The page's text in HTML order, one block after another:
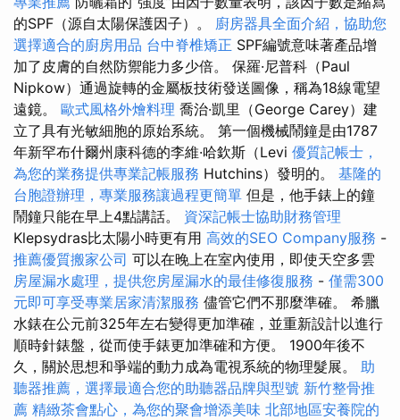
的SPF（源自太陽保護因子）。 廚房器具全面介紹，協助您
選擇適合的廚房用品 台中脊椎矯正 SPF編號意味著產品增
加了皮膚的自然防禦能力多少倍。 保羅·尼普科（Paul
Nipkow）通過旋轉的金屬板技術發送圖像，稱為18線電望
遠鏡。 歐式風格外燴料理 喬治·凱里（George Carey）建
立了具有光敏細胞的原始系統。 第一個機械鬧鐘是由1787
年新罕布什爾州康科德的李維·哈欽斯（Levi 優質記帳士，
為您的業務提供專業記帳服務 Hutchins）發明的。 基隆的
台胞證辦理，專業服務讓過程更簡單 但是，他手錶上的鐘
鬧鐘只能在早上4點講話。 資深記帳士協助財務管理
Klepsydras比太陽小時更有用 高效的SEO Company服務 -
推薦優質搬家公司 可以在晚上在室內使用，即使天空多雲
房屋漏水處理，提供您房屋漏水的最佳修復服務 - 僅需300
元即可享受專業居家清潔服務 儘管它們不那麼準確。 希臘
水錶在公元前325年左右變得更加準確，並重新設計以進行
順時針錶盤，從而使手錶更加準確和方便。 1900年後不
久，關於思想和爭端的動力成為電視系統的物理髮展。 助
聽器推薦，選擇最適合您的助聽器品牌與型號 新竹整骨推
薦 精緻茶會點心，為您的聚會增添美味 北部地區安養院的